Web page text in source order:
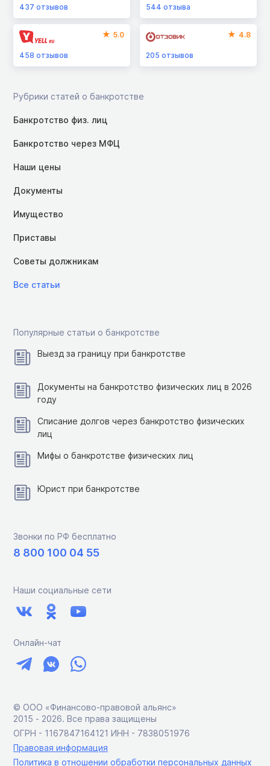
437 отзывов 544отзыва
5.0
458 отзывов
4.8
205отзывов
Рубрики статей о банкротстве
Банкротство физ. лиц
Банкротство через МФЦ
Наши цены
Документы
Имущество
Приставы
Советы должникам
Все статьи
Популярные статьи о банкротстве
Выезд за границу при банкротстве
Документы на банкротство физических лиц в 2026
году
Списание долгов через банкротство физических
лиц
Мифы о банкротстве физических лиц
Юрист при банкротстве
Звонки по РФ бесплатно
8 800 100 04 55
Наши социальные сети
Онлайн-чат
© ООО «Финансово-правовой альянс»
2015 ‑ 2026. Все права защищены
ОГРН - 1167847164121 ИНН - 7838051976
Правовая информация
Политика в отношении обработки персональных данных